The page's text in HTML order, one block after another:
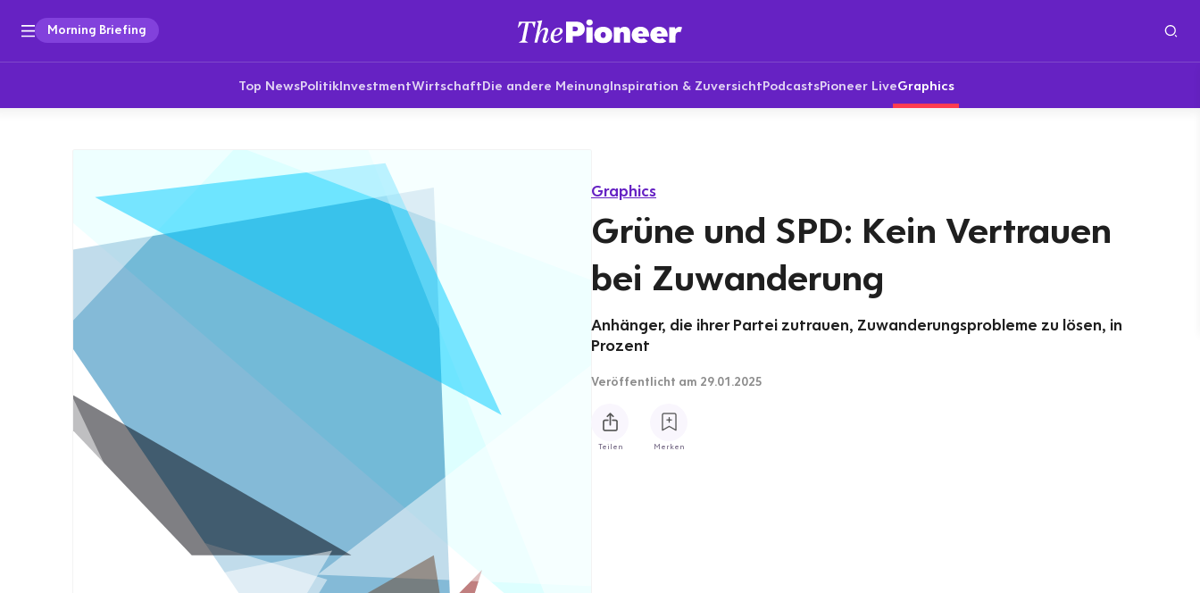
Morning Briefing
Top NewsPolitikInvestmentWirtschaftDie andere MeinungInspiration & ZuversichtPodcastsPioneer LiveGraphics
Graphics
Grüne und SPD: Kein Vertrauen
bei Zuwanderung
Anhänger, die ihrer Partei zutrauen, Zuwanderungsprobleme zu lösen, in
Prozent
Veröffentlicht am 29.01.2025
Teilen Merken